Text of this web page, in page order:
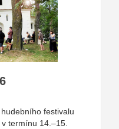
festivalu
termínu 14.–15.